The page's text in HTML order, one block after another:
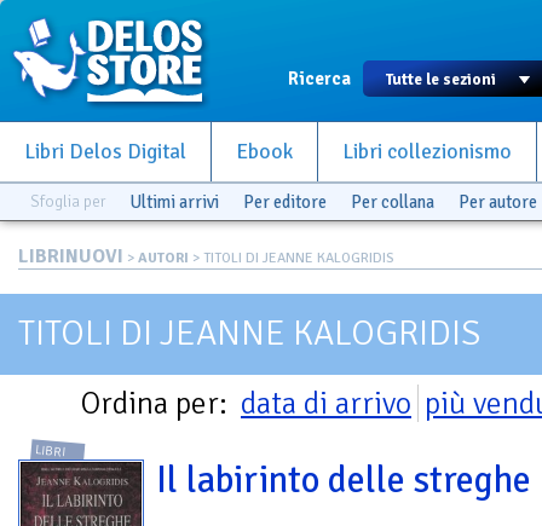
Ricerca
Libri Delos Digital Ebook Libri collezionismo
Sfoglia per Ultimi arrivi Per editore Per collana Per autore
LIBRINUOVI > AUTORI > TITOLI DI JEANNE KALOGRIDIS
TITOLI DI JEANNE KALOGRIDIS
Ordina per: data di arrivo più
LIBRI
Il labirinto delle streghe